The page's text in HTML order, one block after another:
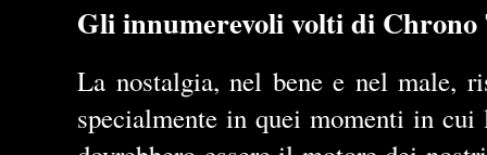
Gli innumerevoli volti di
La nostalgia, nel bene e nel male,
specialmente in quei momenti in